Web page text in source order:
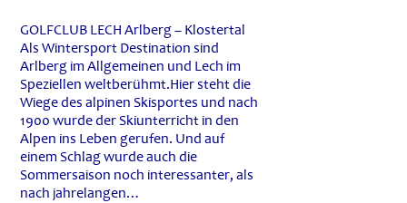
GOLFCLUB LECH Arlberg – Klostertal
Als Wintersport Destination sind
Arlberg im Allgemeinen und Lech im
Speziellen weltberühmt.Hier steht die
Wiege des alpinen Skisportes und nach
1900 wurde der Skiunterricht in den
Alpen ins Leben gerufen. Und auf
einem Schlag wurde auch die
Sommersaison noch interessanter, als
nach jahrelangen…